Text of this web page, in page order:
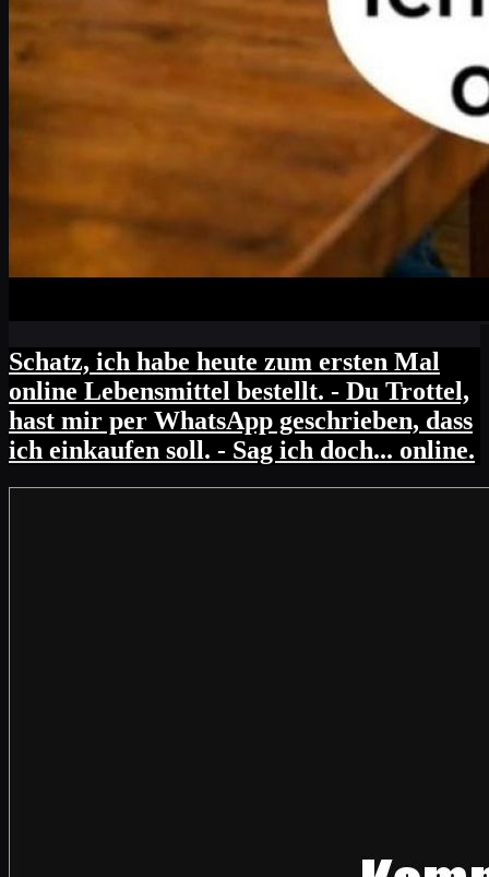
Schatz, ich habe heute zum ersten Mal
online Lebensmittel bestellt. - Du Trottel,
hast mir per WhatsApp geschrieben, dass
ich einkaufen soll. - Sag ich doch... online.